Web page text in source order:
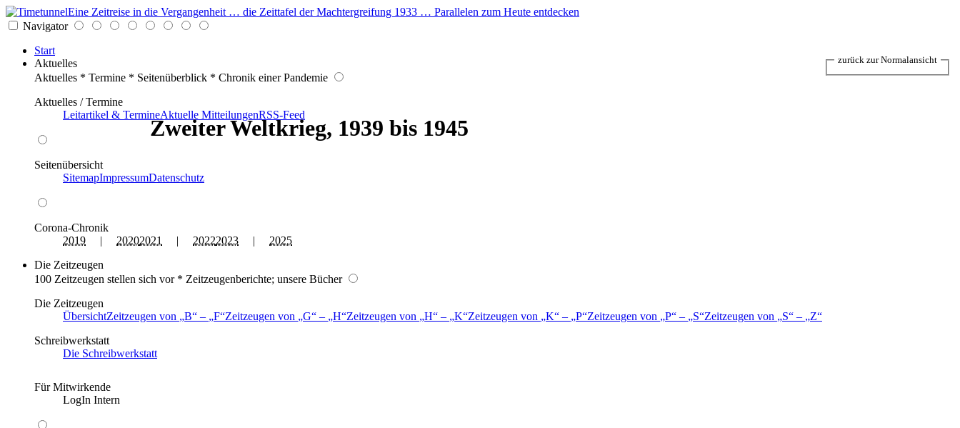
Eine Zeitreise in die Vergangenheit … die Zeittafel der Machtergreifung 1933 … Parallelen zum Heute entdecken
Navigator
Start
Aktuelles
Aktuelles * Termine * Seitenüberblick * Chronik einer Pandemie
Aktuelles / Termine
Leitartikel & TermineAktuelle MitteilungenRSS-Feed
Seitenübersicht
SitemapImpressumDatenschutz
Corona-Chronik
2019 | 20202021 | 20222023 | 2025
Die Zeitzeugen
100 Zeitzeugen stellen sich vor * Zeitzeugenberichte; unsere Bücher
Die Zeitzeugen
ÜbersichtZeitzeugen von B – F Zeitzeugen von G – H Zeitzeugen von H – K Zeitzeugen von K – P Zeitzeugen von P – S Zeitzeugen von S –
Z
Schreibwerkstatt
Die Schreibwerkstatt
Für Mitwirkende
LogIn Intern
Zweiter Weltkrieg, 1939 bis 1945
zurück zur Normalansicht